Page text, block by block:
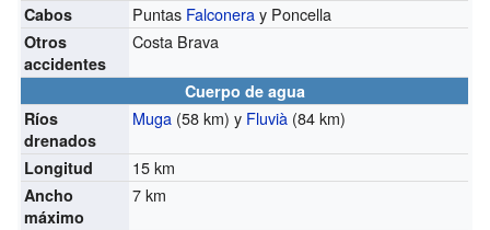
Cabos Puntas Falconeray Poncella
Otros
accidentes
Costa Brava
Cuerpo de agua
Ríos
drenados
Muga (58 km) y Fluvià (84 km)
Longitud 15 km
Ancho
máximo
7 km